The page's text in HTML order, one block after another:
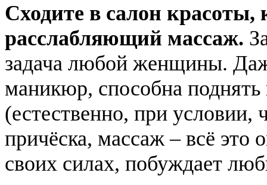
Сходите в салон
расслабляющий массаж.
задача любой женщины.
маникюр, способна
(естественно, при условии,
причёска, массаж – всё это
своих силах, побуждает